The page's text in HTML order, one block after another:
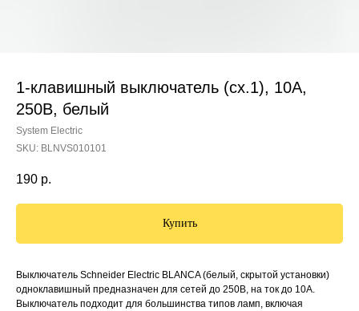
1-клавишный выключатель (сх.1), 10А,
250В, белый
System Electric
SKU: BLNVS010101
190 р.
Купить
Выключатель Schneider Electric BLANCA (белый, скрытой установки)
одноклавишный предназначен для сетей до 250В, на ток до 10А.
Выключатель подходит для большинства типов ламп, включая